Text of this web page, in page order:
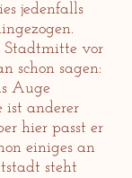
jedenfalls
Stadtmitte vor
schon sagen:
Auge
ist anderer
hier passt er
einiges an
steht